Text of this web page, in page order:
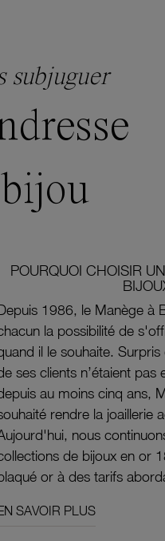
subjuguer
POURQUOI CHOISIR
1986, le Manège à
la possibilité de
il le souhaite.
ses clients n’étaient pas
au moins cinq ans,
rendre la joaillerie
nous
de bijoux en or
or à des tarifs
SAVOIR PLUS